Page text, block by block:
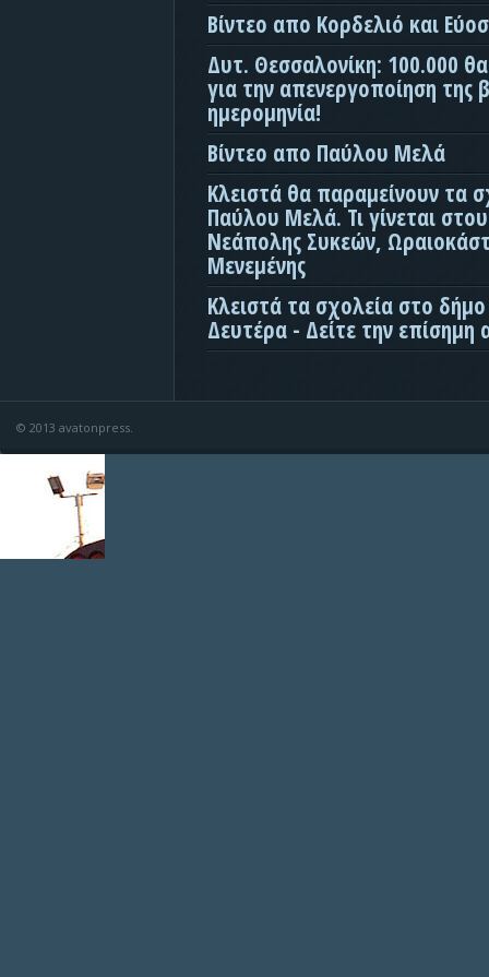
Βίντεο απο Κορδελιό και
Δυτ. Θεσσαλονίκη: 100.000
για την απενεργοποίηση της
ημερομηνία!
Βίντεο απο Παύλου Μελά
Κλειστά θα παραμείνουν τα
Παύλου Μελά. Τι γίνεται
Νεάπολης Συκεών,
Μενεμένης
Κλειστά τα σχολεία στο
Δευτέρα - Δείτε την επίσημη
© 2013 avatonpress.